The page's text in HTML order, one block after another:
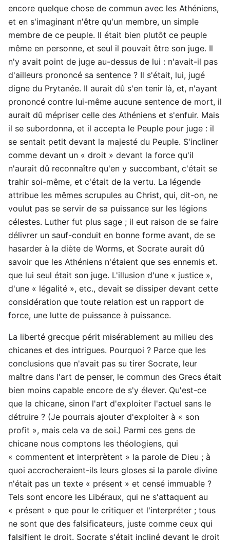
encore quelque chose de commun avec les Athéniens,
et en s'imaginant n'être qu'un membre, un simple
membre de ce peuple. Il était bien plutôt ce peuple
même en personne, et seul il pouvait être son juge. Il
n'y avait point de juge au-dessus de lui : n'avait-il pas
d'ailleurs prononcé sa sentence ? Il s'était, lui, jugé
digne du Prytanée. Il aurait dû s'en tenir là, et, n'ayant
prononcé contre lui-même aucune sentence de mort, il
aurait dû mépriser celle des Athéniens et s'enfuir. Mais
il se subordonna, et il accepta le Peuple pour juge : il
se sentait petit devant la majesté du Peuple. S'incliner
comme devant un « droit » devant la force qu'il
n'aurait dû reconnaître qu'en y succombant, c'était se
trahir soi-même, et c'était de la vertu. La légende
attribue les mêmes scrupules au Christ, qui, dit-on, ne
voulut pas se servir de sa puissance sur les légions
célestes. Luther fut plus sage ; il eut raison de se faire
délivrer un sauf-conduit en bonne forme avant, de se
hasarder à la diète de Worms, et Socrate aurait dû
savoir que les Athéniens n'étaient que ses ennemis et.
que lui seul était son juge. L'illusion d'une « justice »,
d'une « légalité », etc., devait se dissiper devant cette
considération que toute relation est un rapport de
force, une lutte de puissance à puissance.
La liberté grecque périt misérablement au milieu des
chicanes et des intrigues. Pourquoi ? Parce que les
conclusions que n'avait pas su tirer Socrate, leur
maître dans l'art de penser, le commun des Grecs était
bien moins capable encore de s'y élever. Qu'est-ce
que la chicane, sinon l'art d'exploiter l'actuel sans le
détruire ? (Je pourrais ajouter d'exploiter à « son
profit », mais cela va de soi.) Parmi ces gens de
chicane nous comptons les théologiens, qui
« commentent et interprètent » la parole de Dieu ; à
quoi accrocheraient-ils leurs gloses si la parole divine
n'était pas un texte « présent » et censé immuable ?
Tels sont encore les Libéraux, qui ne s'attaquent au
« présent » que pour le critiquer et l'interpréter ; tous
ne sont que des falsificateurs, juste comme ceux qui
falsifient le droit. Socrate s'était incliné devant le droit